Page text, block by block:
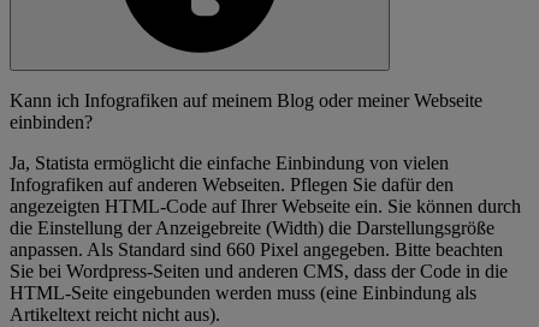
Kann ich Infografiken auf meinem Blog oder meiner Webseite
einbinden?
Ja, Statista ermöglicht die einfache Einbindung von vielen
Infografiken auf anderen Webseiten. Pflegen Sie dafür den
angezeigten HTML-Code auf Ihrer Webseite ein. Sie können durch
die Einstellung der Anzeigebreite (Width) die Darstellungsgröße
anpassen. Als Standard sind 660 Pixel angegeben. Bitte beachten
Sie bei Wordpress-Seiten und anderen CMS, dass der Code in die
HTML-Seite eingebunden werden muss (eine Einbindung als
Artikeltext reicht nicht aus).